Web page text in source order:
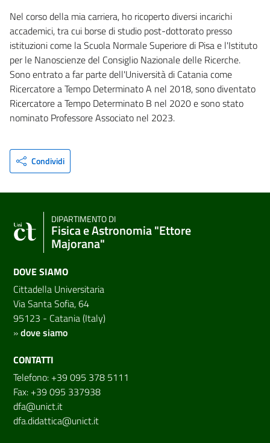
Nel corso della mia carriera, ho ricoperto diversi incarichi
accademici, tra cui borse di studio post-dottorato presso
istituzioni come la Scuola Normale Superiore di Pisa e l'Istituto
per le Nanoscienze del Consiglio Nazionale delle Ricerche.
Sono entrato a far parte dell'Università di Catania come
Ricercatore a Tempo Determinato A nel 2018, sono diventato
Ricercatore a Tempo Determinato B nel 2020 e sono stato
nominato Professore Associato nel 2023.
Condividi
DIPARTIMENTO DI
Fisica e Astronomia "Ettore
Majorana"
DOVE SIAMO
Cittadella Universitaria
Via Santa Sofia, 64
95123 - Catania (Italy)
»dove siamo
CONTATTI
Telefono: +39 095 378 5111
Fax: +39 095 337938
dfa@unict.it
dfa.didattica@unict.it